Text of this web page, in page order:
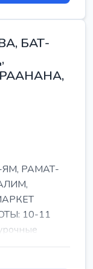
БАТ-
ЯМ, РАМАТ-
10-11